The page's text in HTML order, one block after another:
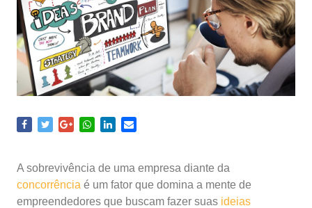
A sobrevivência de uma empresa diante da
concorrência é um fator que domina a mente de
empreendedores que buscam fazer suas ideias